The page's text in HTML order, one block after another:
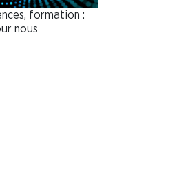
formation :
nous